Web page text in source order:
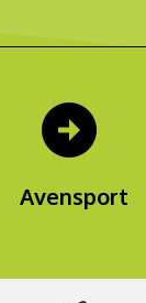
arrow_circle_right
Avensport